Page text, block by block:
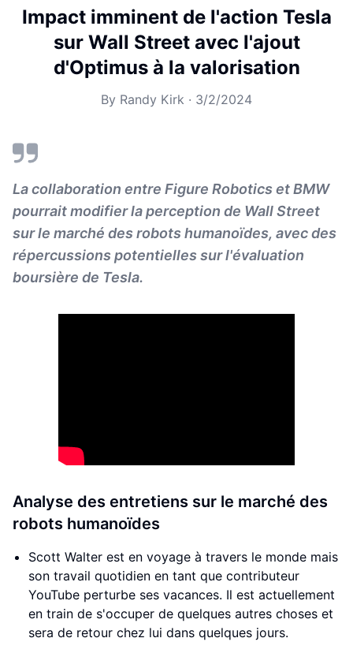
Impact imminent de l'action Tesla
sur Wall Street avec l'ajout
d'Optimus à la valorisation
By Randy Kirk · 3/2/2024
La collaboration entre Figure Robotics et BMW
pourrait modifier la perception de Wall Street
sur le marché des robots humanoïdes, avec des
répercussions potentielles sur l'évaluation
boursière de Tesla.
Analyse des entretiens sur le marché des
robots humanoïdes
Scott Walter est en voyage à travers le monde mais
son travail quotidien en tant que contributeur
YouTube perturbe ses vacances. Il est actuellement
en train de s'occuper de quelques autres choses et
sera de retour chez lui dans quelques jours.